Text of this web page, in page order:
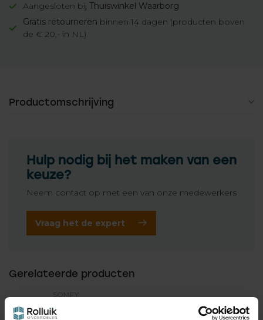
Aangesloten bij Thuiswinkel Waarborg
Gratis retourneren binnen 14 dagen (producten boven
de € 20,- in NL)
Productomschrijving
Hulp nodig bij het maken van een
keuze?
Neem contact op met een van onze medewerkers
Vraag het de expert
Gerelateerde producten
SOMFY
Somfy Opbouwbehuizing
Inteo voor rolluikschakelaar 5,95